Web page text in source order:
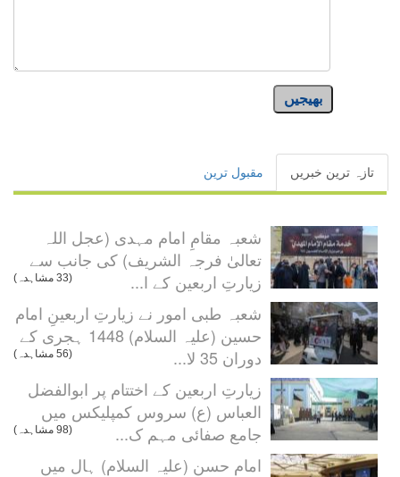
بھیجیں
تازہ ترین خبریں مقبول ترین
شعبہ مقامِ امام مہدی (عجل اللہ
تعالیٰ فرجہ الشریف) کی جانب سے
زیارتِ اربعین کے ا...
(33 مشاہدہ)
شعبہ طبی امور نے زیارتِ اربعینِ امام
حسین (علیہ السلام) 1448 ہجری کے
دوران 35 لا...
(56 مشاہدہ)
زیارتِ اربعین کے اختتام پر ابوالفضل
العباس (ع) سروس کمپلیکس میں
جامع صفائی مہم ک...
(98 مشاہدہ)
امام حسن (علیہ السلام) ہال میں